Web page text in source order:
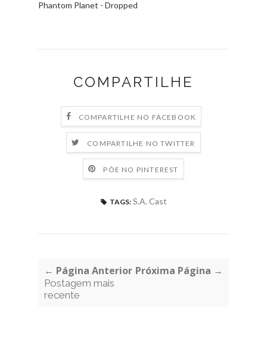
Phantom Planet - Dropped
COMPARTILHE
COMPARTILHE NO FACEBOOK
COMPARTILHE NO TWITTER
PÕE NO PINTEREST
TAGS: S.A. Cast
← Página Anterior
Postagem mais
recente
Próxima Página →